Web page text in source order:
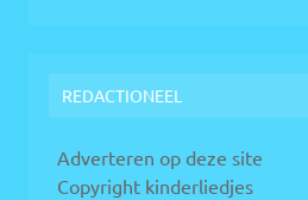
REDACTIONEEL
Adverteren op deze site
Copyright kinderliedjes